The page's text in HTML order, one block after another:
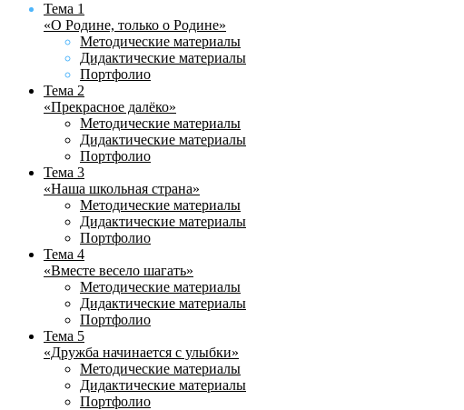
Тема 1
«О Родине, только о Родине»
Методические материалы
Дидактические материалы
Портфолио
Тема 2
«Прекрасное далёко»
Методические материалы
Дидактические материалы
Портфолио
Тема 3
«Наша школьная страна»
Методические материалы
Дидактические материалы
Портфолио
Тема 4
«Вместе весело шагать»
Методические материалы
Дидактические материалы
Портфолио
Тема 5
«Дружба начинается с улыбки»
Методические материалы
Дидактические материалы
Портфолио